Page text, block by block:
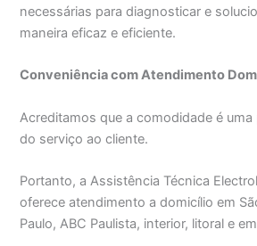
necessárias para diagnosticar e
maneira eficaz e eficiente.
Conveniência com Atendimento
Acreditamos que a comodidade é
do serviço ao cliente.
Portanto, a Assistência Técnica
oferece atendimento a domicílio em
Paulo, ABC Paulista, interior, litoral e